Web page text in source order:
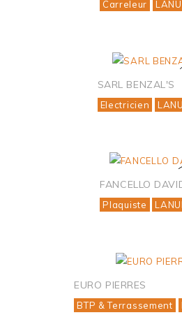
Carreleur
SARL BENZAL'S
Electricien
FANCELLO
Plaquiste
EURO PIERRES
BTP & Terrassement